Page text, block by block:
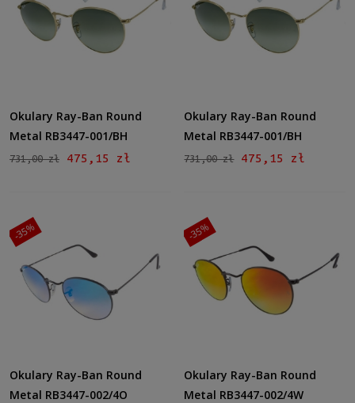
Nowość
nie (52)
Okulary Ray-Ban Round
Metal RB3447-001/BH
731,00 zł 475,15 zł
Okulary Ray-Ban Round
Metal RB3447-001/BH
731,00 zł 475,15 zł
Okulary Ray-Ban Round
Metal RB3447-002/4O
-35%
Okulary Ray-Ban Round
Metal RB3447-002/4W
-35%